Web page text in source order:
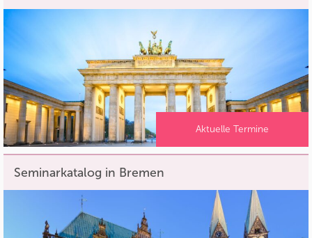
Aktuelle Termine
Seminarkatalog in Bremen